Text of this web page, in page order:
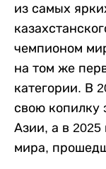
из самых
чемпионом
на том же
категории. В
свою копилку
Азии, а в 2025
мира,